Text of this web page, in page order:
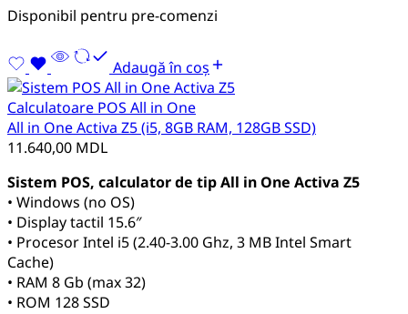
Disponibil pentru pre-comenzi
Adaugă în coș
Calculatoare POS All in One
All in One Activa Z5 (i5, 8GB RAM, 128GB SSD)
11.640,00 MDL
Sistem POS, calculator de tip All in One Activa Z5
• Windows (no OS)
• Display tactil 15.6″
• Procesor Intel i5 (2.40-3.00 Ghz, 3 MB Intel Smart
Cache)
• RAM 8 Gb (max 32)
• ROM 128 SSD